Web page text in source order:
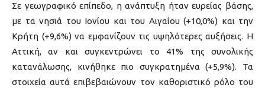
Σε γεωγραφικό επίπεδο, η ανάπτυξη ήταν ευρείας βάσης,
με τα νησιά του Ιονίου και του Αιγαίου (+10,0%) και την
Κρήτη (+9,6%) να εμφανίζουν τις υψηλότερες αυξήσεις. Η
Αττική, αν και συγκεντρώνει το 41% της συνολικής
κατανάλωσης, κινήθηκε πιο συγκρατημένα (+5,9%). Τα
στοιχεία αυτά επιβεβαιώνουν τον καθοριστικό ρόλο του